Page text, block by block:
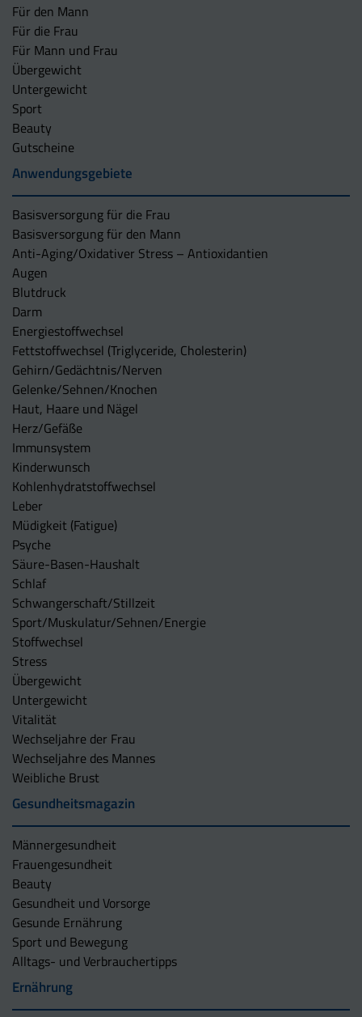
Für den Mann
Für die Frau
Für Mann und Frau
Übergewicht
Untergewicht
Sport
Beauty
Gutscheine
Anwendungsgebiete
Basisversorgung für die Frau
Basisversorgung für den Mann
Anti-Aging/Oxidativer Stress – Antioxidantien
Augen
Blutdruck
Darm
Energiestoffwechsel
Fettstoffwechsel (Triglyceride, Cholesterin)
Gehirn/Gedächtnis/Nerven
Gelenke/Sehnen/Knochen
Haut, Haare und Nägel
Herz/Gefäße
Immunsystem
Kinderwunsch
Kohlenhydratstoffwechsel
Leber
Müdigkeit (Fatigue)
Psyche
Säure-Basen-Haushalt
Schlaf
Schwangerschaft/Stillzeit
Sport/Muskulatur/Sehnen/Energie
Stoffwechsel
Stress
Übergewicht
Untergewicht
Vitalität
Wechseljahre der Frau
Wechseljahre des Mannes
Weibliche Brust
Gesundheitsmagazin
Männergesundheit
Frauengesundheit
Beauty
Gesundheit und Vorsorge
Gesunde Ernährung
Sport und Bewegung
Alltags- und Verbrauchertipps
Ernährung